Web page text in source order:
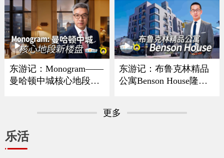
东游记：Monogram——
曼哈顿中城核心地段新
东游记：布鲁克林精品
公寓Benson House隆重
更多
乐活